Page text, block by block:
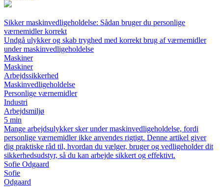
Sikker maskinvedligeholdelse: Sådan bruger du personlige
værnemidler korrekt
Undgå ulykker og skab tryghed med korrekt brug af værnemidler
under maskinvedligeholdelse
Maskiner
Maskiner
Arbejdssikkerhed
Maskinvedligeholdelse
Personlige værnemidler
Industri
Arbejdsmiljø
5 min
Mange arbejdsulykker sker under maskinvedligeholdelse, fordi
personlige værnemidler ikke anvendes rigtigt. Denne artikel giver
dig praktiske råd til, hvordan du vælger, bruger og vedligeholder dit
sikkerhedsudstyr, så du kan arbejde sikkert og effektivt.
Sofie Odgaard
Sofie
Odgaard